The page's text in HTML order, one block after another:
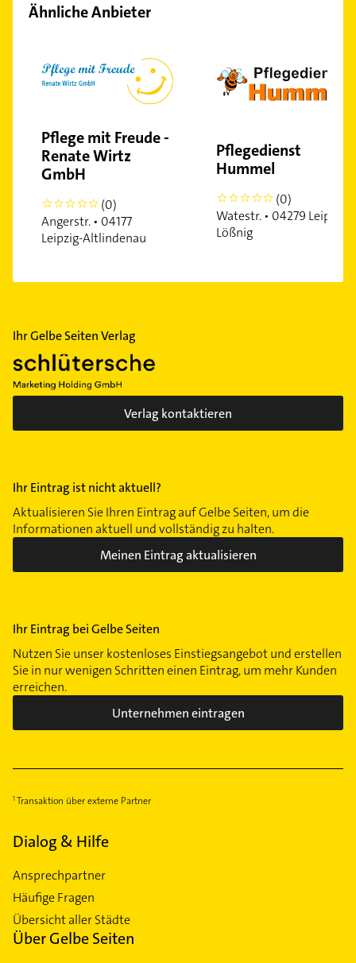
Mölkau
Neustadt-Neuschönefeld
Reudnitz-Thonberg
Südvorstadt
Seehausen
Stötteritz
Zentrum-Ost
Ähnliche Anbieter
Pflege mit Freude -
Renate Wirtz
GmbH
0
(0)
Angerstr. • 04177
Leipzig-Altlindenau
Pflegedienst
Hummel
0
(0)
Watestr. • 04279 Leipzig-
Lößnig
Ihr Gelbe Seiten Verlag
Verlag kontaktieren
Ihr Eintrag ist nicht aktuell?
Aktualisieren Sie Ihren Eintrag auf Gelbe Seiten, um die
Informationen aktuell und vollständig zu halten.
Meinen Eintrag aktualisieren
Ihr Eintrag bei Gelbe Seiten
Nutzen Sie unser kostenloses Einstiegsangebot und erstellen
Sie in nur wenigen Schritten einen Eintrag, um mehr Kunden
erreichen.
Unternehmen eintragen
Transaktion über externe Partner
Dialog & Hilfe
Ansprechpartner
Häufige Fragen
Übersicht aller Städte
Über Gelbe Seiten